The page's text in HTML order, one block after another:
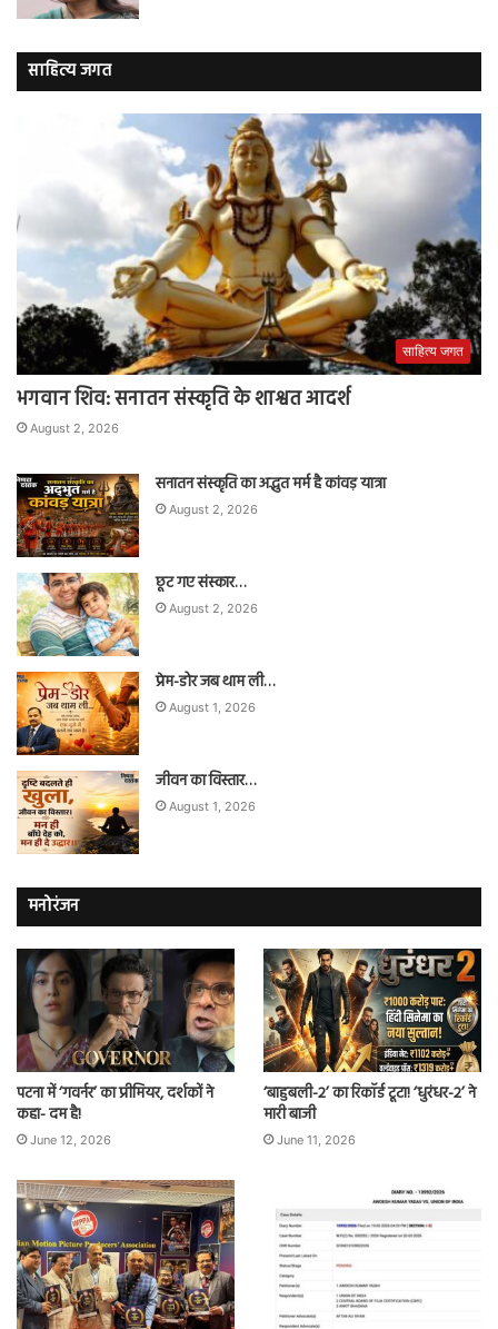
साहित्य जगत
साहित्य जगत
भगवान शिव: सनातन संस्कृति के शाश्वत आदर्श
August 2, 2026
सनातन संस्कृति का अद्भुत मर्म है कांवड़ यात्रा
August 2, 2026
छूट गए संस्कार…
August 2, 2026
प्रेम-डोर जब थाम ली…
August 1, 2026
जीवन का विस्तार…
August 1, 2026
मनोरंजन
पटना में ‘गवर्नर’ का प्रीमियर, दर्शकों ने
कहा- दम है!
June 12, 2026
‘बाहुबली-2’ का रिकॉर्ड टूटा! ‘धुरंधर-2’ ने
मारी बाजी
June 11, 2026